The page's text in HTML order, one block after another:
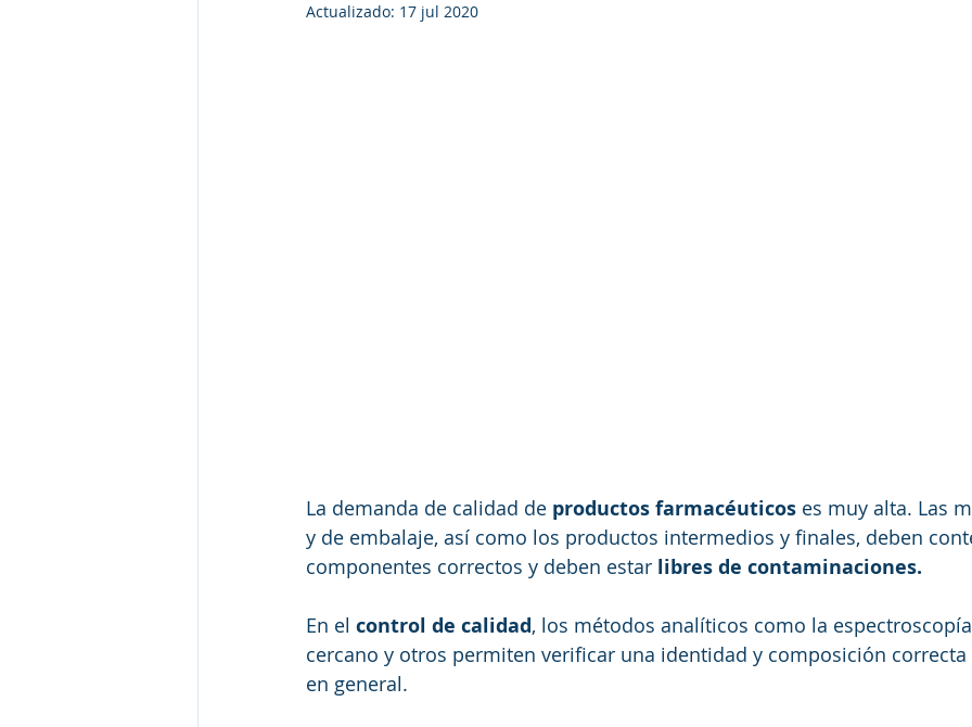
Actualizado: 17 jul 2020
La demanda de calidad de productos farmacéuticos es muy alta. Las
y de embalaje, así como los productos intermedios y finales, deben
componentes correctos y deben estar libres de contaminaciones.
En el control de calidad, los métodos analíticos como la
cercano y otros permiten verificar una identidad y composición
en general.